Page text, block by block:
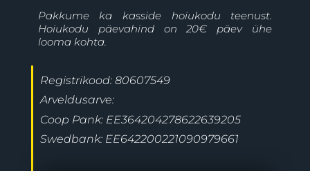
Pakkume ka kasside hoiukodu teenust.
Hoiukodu päevahind on 20€ päev ühe
looma kohta.
Registrikood: 80607549
Arveldusarve:
Coop Pank: EE364204278622639205
Swedbank: EE642200221090979661